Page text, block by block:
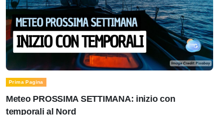
Prima Pagina
Meteo PROSSIMA SETTIMANA: inizio con
temporali al Nord